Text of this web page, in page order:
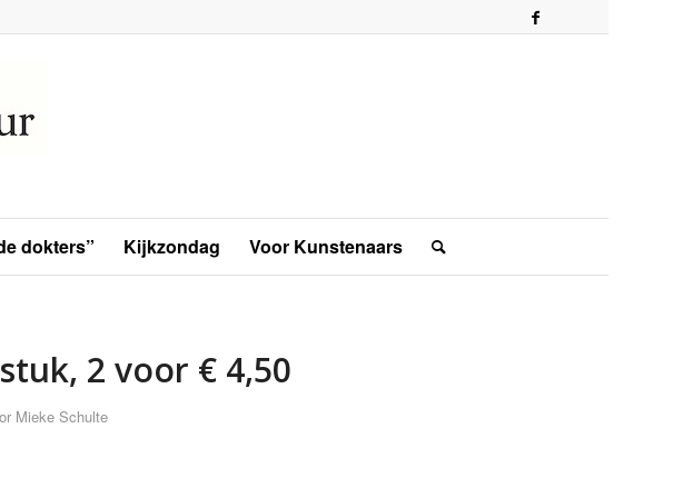
dokters” Kijkzondag Voor Kunstenaars
2 voor € 4,50
Mieke Schulte